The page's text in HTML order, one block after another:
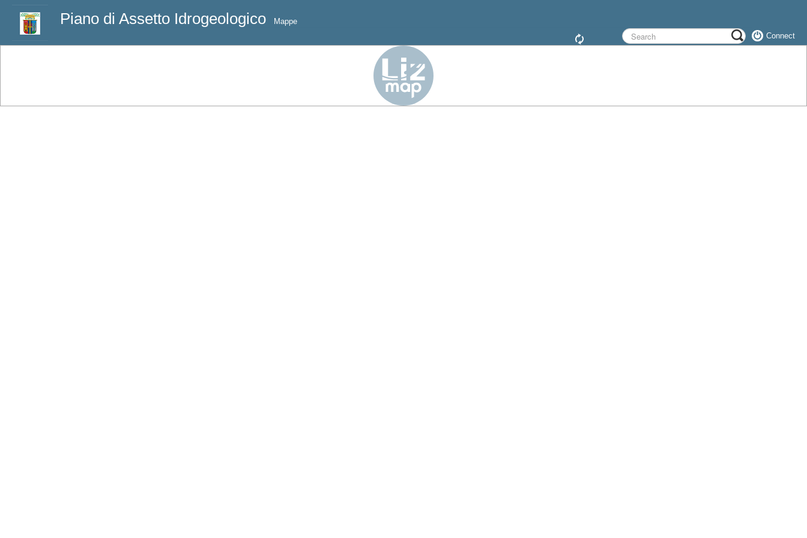
Piano di Assetto Idrogeologico
Mappe
Connect